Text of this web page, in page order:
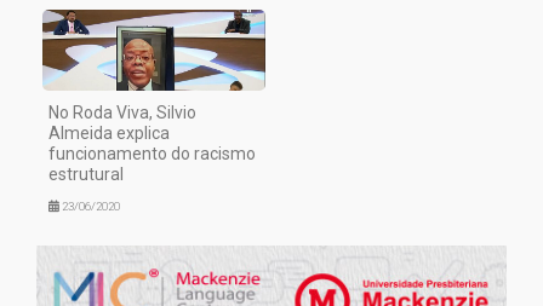
No Roda Viva, Silvio
Almeida explica
funcionamento do racismo
estrutural
23/06/2020